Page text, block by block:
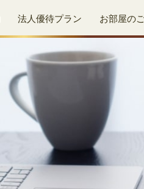
法人優待プラン お部屋の